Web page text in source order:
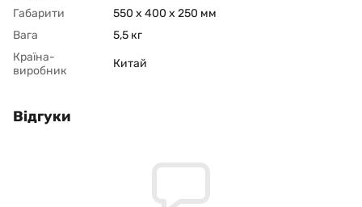
Габарити
550 x 400 x 250 мм
Вага
5,5 кг
Країна-
виробник
Китай
Відгуки